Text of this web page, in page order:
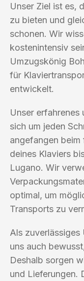
Unser Ziel ist es,
zu bieten und
schonen. Wir
kostenintensiv
Umzugskönig
für
entwickelt.
Unser erfahrenes
sich um jeden
angefangen
deines Klaviers
Lugano. Wir
optimal, um
Transports zu
Als zuverlässiges
uns auch
Deshalb sorgen
und Lieferungen.